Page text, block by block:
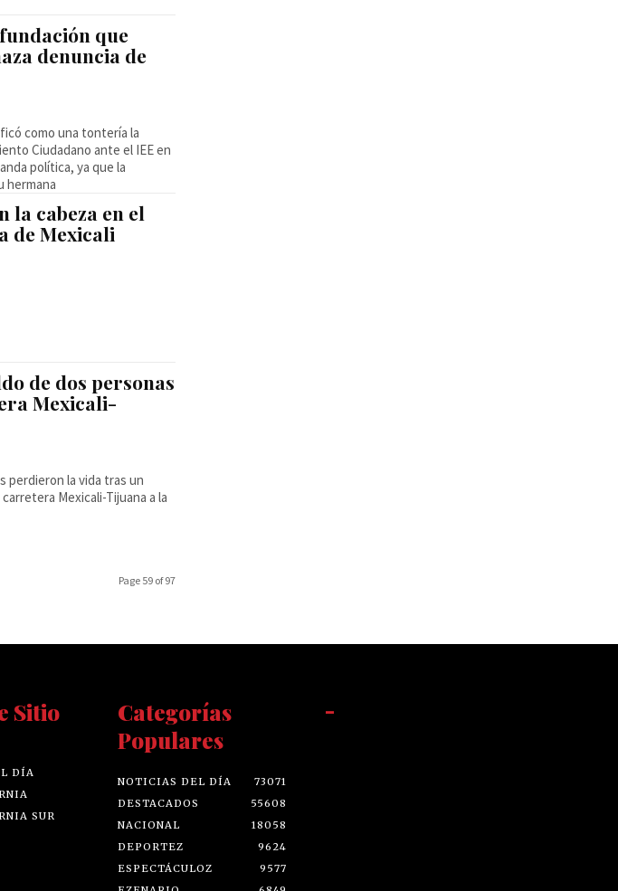
que
denuncia de
como una tontería la
Ciudadano ante el IEE en
política, ya que la
hermana
la cabeza en el
de Mexicali
de dos personas
Mexicali-
perdieron la vida tras un
Mexicali-Tijuana a la
Page 59 of 97
Sitio
DÍA
SUR
Categorías
Populares
NOTICIAS DEL DÍA
73071
DESTACADOS
55608
NACIONAL
18058
DEPORTEZ
9624
ESPECTÁCULOZ
9577
-